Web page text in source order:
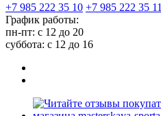
+7 985 222 35 10 +7 985 222 35 11
График работы:
пн-пт: с 12 до 20
суббота: c 12 до 16